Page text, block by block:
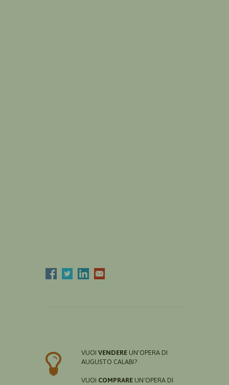
VUOI VENDERE UN'OPERA DI
AUGUSTO CALABI?
VUOI COMPRARE UN'OPERA DI